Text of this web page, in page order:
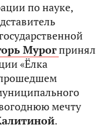
по науке,
Мурогпринял
«Ёлка
мечту
.